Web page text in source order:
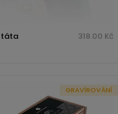
táta 318.00 Kč
GRAVÍROVÁNÍ